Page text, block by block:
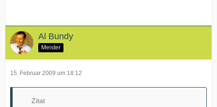
Al Bundy
Meister
15. Februar 2009 um 18:12
Zitat